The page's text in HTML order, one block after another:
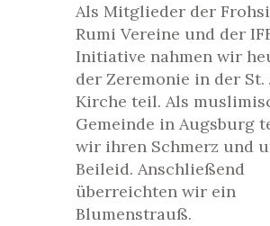
Als Mitglieder der
Rumi Vereine und der
Initiative nahmen wir
der Zeremonie in der St.
Kirche teil. Als
Gemeinde in Augsburg
wir ihren Schmerz und
Beileid. Anschließend
überreichten wir ein
Blumenstrauß.